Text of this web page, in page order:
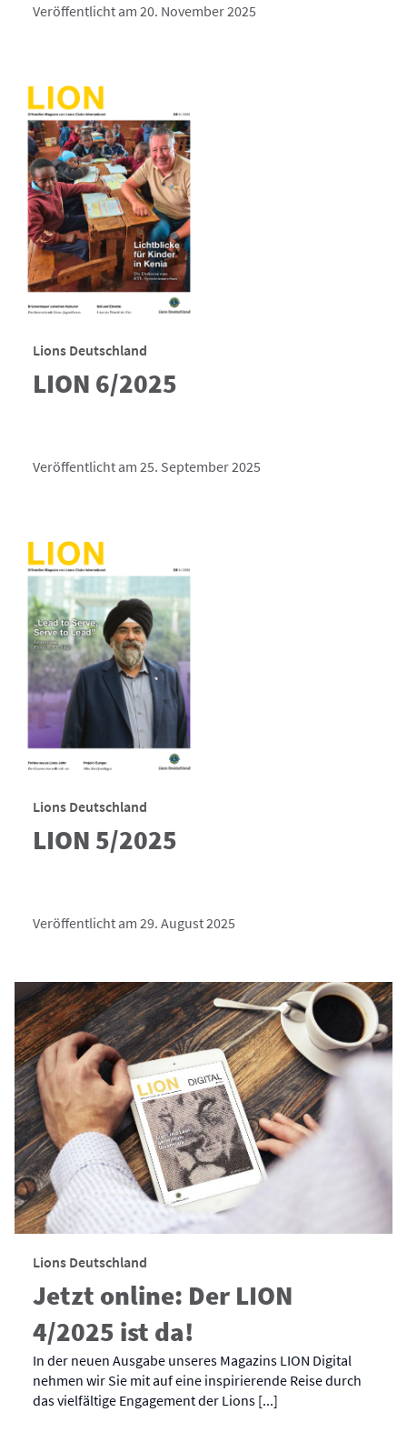
Veröffentlicht am 20. November 2025
Lions Deutschland
LION 6/2025
Veröffentlicht am 25. September 2025
Lions Deutschland
LION 5/2025
Veröffentlicht am 29. August 2025
Lions Deutschland
Jetzt online: Der LION
4/2025 ist da!
In der neuen Ausgabe unseres Magazins LION Digital
nehmen wir Sie mit auf eine inspirierende Reise durch
das vielfältige Engagement der Lions [...]